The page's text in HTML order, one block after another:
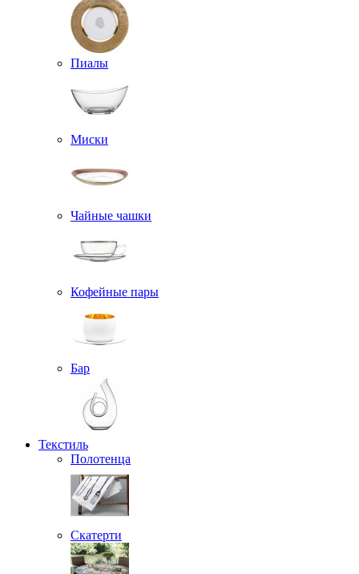
Пиалы
Миски
Чайные чашки
Кофейные пары
Бар
Текстиль
Полотенца
Скатерти